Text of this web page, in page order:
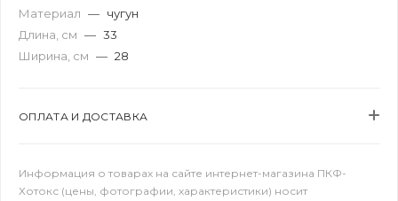
Материал — чугун
Длина, см — 33
Ширина, см — 28
ОПЛАТА И ДОСТАВКА
Информация о товарах на сайте интернет-магазина ПКФ-
Хотокс (цены, фотографии, характеристики) носит